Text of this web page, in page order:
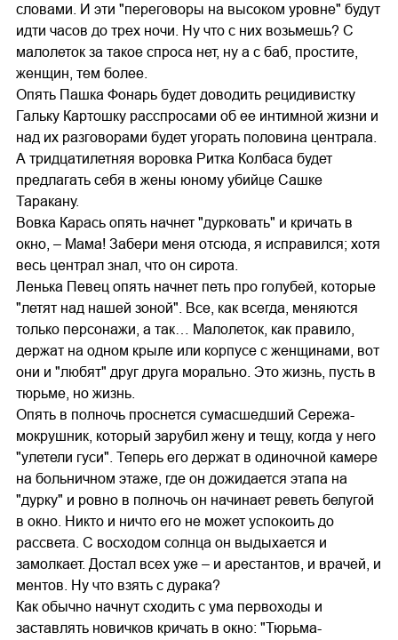
словами. И эти "переговоры на высоком уровне" будут
идти часов до трех ночи. Ну что с них возьмешь? С
малолеток за такое спроса нет, ну а с баб, простите,
женщин, тем более.
Опять Пашка Фонарь будет доводить рецидивистку
Гальку Картошку расспросами об ее интимной жизни и
над их разговорами будет угорать половина централа.
А тридцатилетняя воровка Ритка Колбаса будет
предлагать себя в жены юному убийце Сашке
Таракану.
Вовка Карась опять начнет "дурковать" и кричать в
окно, – Мама! Забери меня отсюда, я исправился; хотя
весь централ знал, что он сирота.
Ленька Певец опять начнет петь про голубей, которые
"летят над нашей зоной". Все, как всегда, меняются
только персонажи, а так… Малолеток, как правило,
держат на одном крыле или корпусе с женщинами, вот
они и "любят" друг друга морально. Это жизнь, пусть в
тюрьме, но жизнь.
Опять в полночь проснется сумасшедший Сережа-
мокрушник, который зарубил жену и тещу, когда у него
"улетели гуси". Теперь его держат в одиночной камере
на больничном этаже, где он дожидается этапа на
"дурку" и ровно в полночь он начинает реветь белугой
в окно. Никто и ничто его не может успокоить до
рассвета. С восходом солнца он выдыхается и
замолкает. Достал всех уже – и арестантов, и врачей, и
ментов. Ну что взять с дурака?
Как обычно начнут сходить с ума первоходы и
заставлять новичков кричать в окно: "Тюрьма-